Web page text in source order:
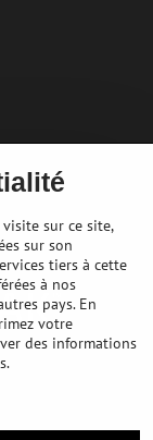
sur ce site,
sur son
tiers à cette
à nos
pays. En
votre
des informations